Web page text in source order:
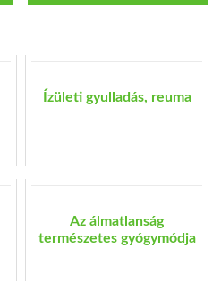
Ízületi gyulladás, reuma
Az álmatlanság
természetes gyógymódja